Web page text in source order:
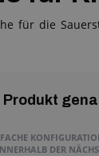
für die
Produkt
DER